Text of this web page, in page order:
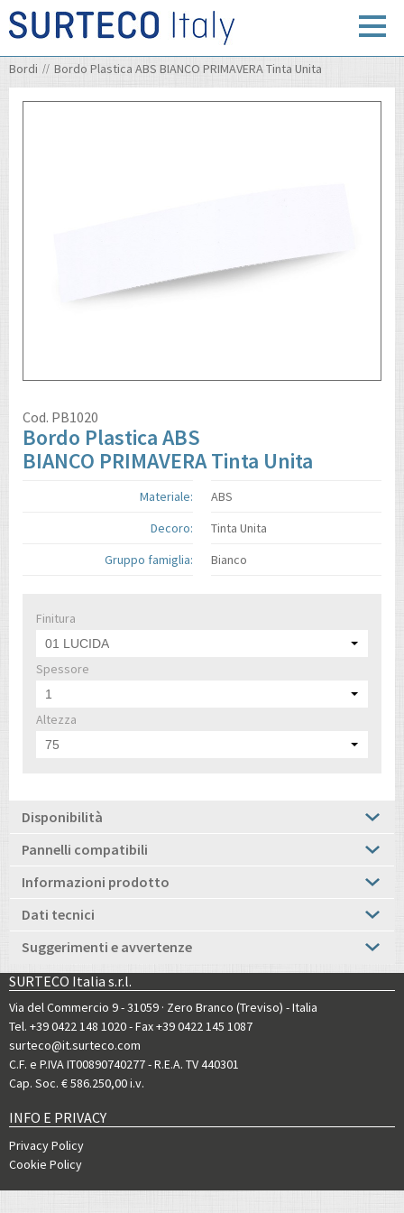
Bordi Bordo Plastica ABS BIANCO PRIMAVERA Tinta Unita
Cod. PB1020
Bordo Plastica ABS
BIANCO PRIMAVERA Tinta Unita
Materiale:
Decoro:
Gruppo famiglia:
ABS
Tinta Unita
Bianco
Finitura
01 LUCIDA
Spessore
1
Altezza
75
Disponibilità
Pannelli compatibili
Informazioni prodotto
Dati tecnici
Suggerimenti e avvertenze
SURTECO Italia s.r.l.
Via del Commercio 9 - 31059 · Zero Branco (Treviso) - Italia
Tel. +39 0422 148 1020- Fax +39 0422 145 1087
surteco@it.surteco.com
C.F. e P.IVA IT00890740277 - R.E.A. TV 440301
Cap. Soc. € 586.250,00 i.v.
INFO E PRIVACY
Privacy Policy
Cookie Policy